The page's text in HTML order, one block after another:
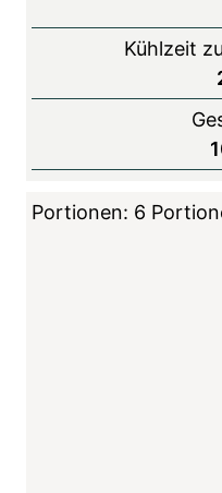
h
z
Kühlzeit
Portionen: 6